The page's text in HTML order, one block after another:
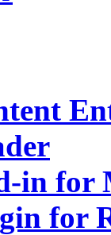
in for
for